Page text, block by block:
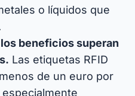
o líquidos que
beneficios superan
Las etiquetas RFID
de un euro por